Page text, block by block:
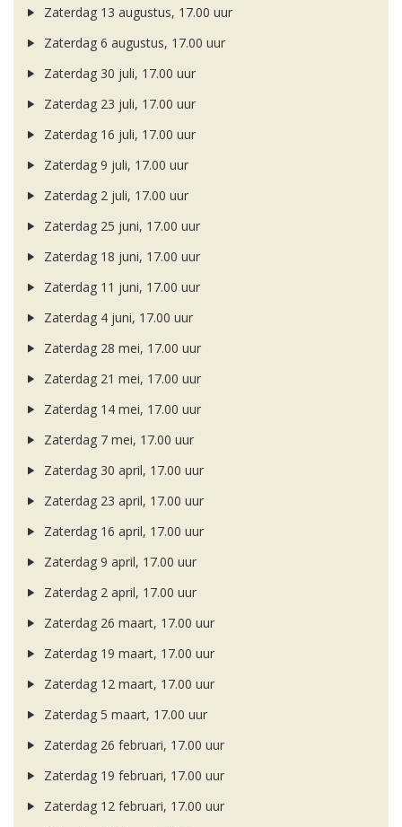
Zaterdag 13 augustus, 17.00 uur
Zaterdag 6 augustus, 17.00 uur
Zaterdag 30 juli, 17.00 uur
Zaterdag 23 juli, 17.00 uur
Zaterdag 16 juli, 17.00 uur
Zaterdag 9 juli, 17.00 uur
Zaterdag 2 juli, 17.00 uur
Zaterdag 25 juni, 17.00 uur
Zaterdag 18 juni, 17.00 uur
Zaterdag 11 juni, 17.00 uur
Zaterdag 4 juni, 17.00 uur
Zaterdag 28 mei, 17.00 uur
Zaterdag 21 mei, 17.00 uur
Zaterdag 14 mei, 17.00 uur
Zaterdag 7 mei, 17.00 uur
Zaterdag 30 april, 17.00 uur
Zaterdag 23 april, 17.00 uur
Zaterdag 16 april, 17.00 uur
Zaterdag 9 april, 17.00 uur
Zaterdag 2 april, 17.00 uur
Zaterdag 26 maart, 17.00 uur
Zaterdag 19 maart, 17.00 uur
Zaterdag 12 maart, 17.00 uur
Zaterdag 5 maart, 17.00 uur
Zaterdag 26 februari, 17.00 uur
Zaterdag 19 februari, 17.00 uur
Zaterdag 12 februari, 17.00 uur